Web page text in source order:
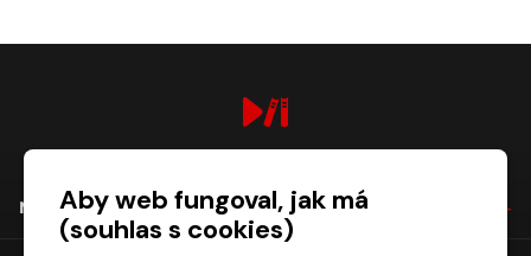
NÁKUPAby web fungoval, jak má
(souhlas s cookies)